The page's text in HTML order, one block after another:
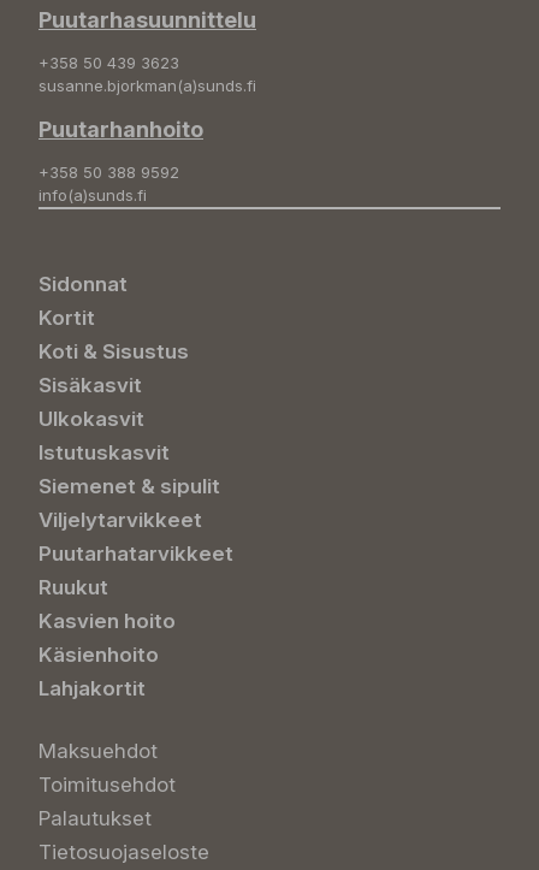
Puutarhasuunnittelu
+358 50 439 3623
susanne.bjorkman(a)sunds.fi
Puutarhanhoito
+358 50 388 9592
info(a)sunds.fi
Sidonnat
Kortit
Koti & Sisustus
Sisäkasvit
Ulkokasvit
Istutuskasvit
Siemenet & sipulit
Viljelytarvikkeet
Puutarhatarvikkeet
Ruukut
Kasvien hoito
Käsienhoito
Lahjakortit
Maksuehdot
Toimitusehdot
Palautukset
Tietosuojaseloste